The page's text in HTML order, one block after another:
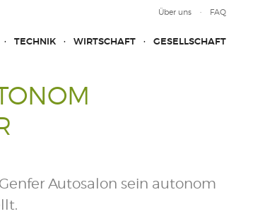
Über uns FAQ
TECHNIK WIRTSCHAFT GESELLSCHAFT
Autosalon sein autonom